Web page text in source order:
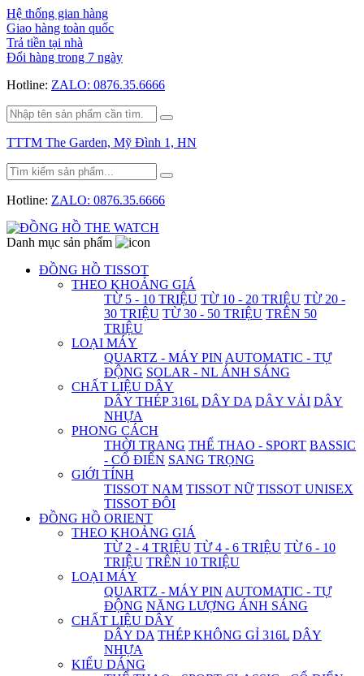
Hệ thống gian hàng
Giao hàng toàn quốc
Trả tiền tại nhà
Đổi hàng trong 7 ngày
Hotline: ZALO: 0876.35.6666
TTTM The Garden, Mỹ Đình 1, HN
Hotline: ZALO: 0876.35.6666
Danh mục sản phẩm
ĐỒNG HỒ TISSOT
THEO KHOẢNG GIÁ
TỪ 5 - 10 TRIỆU TỪ 10 - 20 TRIỆU TỪ 20 -
30 TRIỆU TỪ 30 - 50 TRIỆU TRÊN 50
TRIỆU
LOẠI MÁY
QUARTZ - MÁY PIN AUTOMATIC - TỰ
ĐỘNG SOLAR - NL ÁNH SÁNG
CHẤT LIỆU DÂY
DÂY THÉP 316L DÂY DA DÂY VẢI DÂY
NHỰA
PHONG CÁCH
THỜI TRANG THỂ THAO - SPORT BASSIC
- CỔ ĐIỂN SANG TRỌNG
GIỚI TÍNH
TISSOT NAM TISSOT NỮ TISSOT UNISEX
TISSOT ĐÔI
ĐỒNG HỒ ORIENT
THEO KHOẢNG GIÁ
TỪ 2 - 4 TRIỆU TỪ 4 - 6 TRIỆU TỪ 6 - 10
TRIỆU TRÊN 10 TRIỆU
LOẠI MÁY
QUARTZ - MÁY PIN AUTOMATIC - TỰ
ĐỘNG NĂNG LƯỢNG ÁNH SÁNG
CHẤT LIỆU DÂY
DÂY DA THÉP KHÔNG GỈ 316L DÂY
NHỰA
KIỂU DÁNG